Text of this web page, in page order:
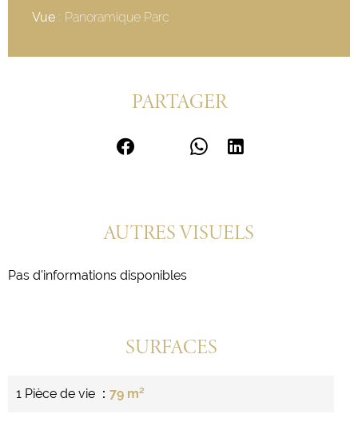
Vue Panoramique Parc
PARTAGER
AUTRES VISUELS
Pas d'informations disponibles
SURFACES
1 Pièce de vie 79 m²